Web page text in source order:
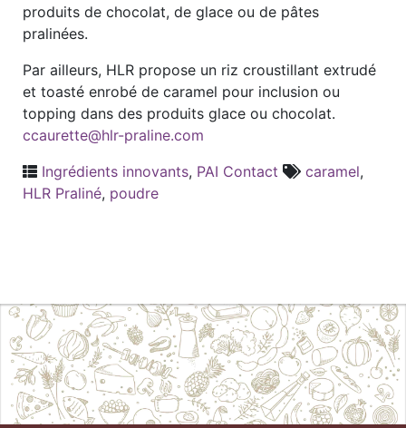
produits de chocolat, de glace ou de pâtes
pralinées.
Par ailleurs, HLR propose un riz croustillant extrudé
et toasté enrobé de caramel pour inclusion ou
topping dans des produits glace ou chocolat.
ccaurette@hlr-praline.com
Ingrédients innovants, PAI Contact caramel,
HLR Praliné, poudre